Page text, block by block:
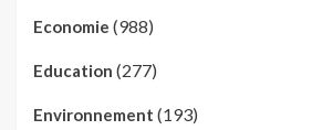
Economie (988)
Education (277)
Environnement (193)